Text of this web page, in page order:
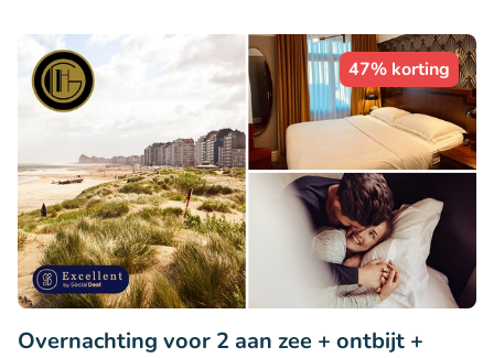
47% korting
Overnachting voor 2 aan zee + ontbijt +